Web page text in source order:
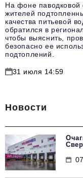
На фоне паводковой
жителей
качества питьевой
обратился в
чтобы выяснить,
безопасно ее
подтоплений.
31 июля 14:59
Новости